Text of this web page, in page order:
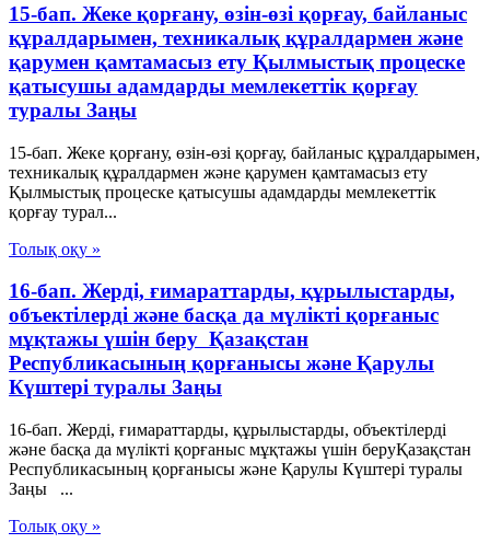
15-бап. Жеке қорғану, өзін-өзі қорғау, байланыс
құралдарымен, техникалық құралдармен және
қарумен қамтамасыз ету Қылмыстық процеске
қатысушы адамдарды мемлекеттік қорғау
туралы Заңы
15-бап. Жеке қорғану, өзін-өзі қорғау, байланыс құралдарымен,
техникалық құралдармен және қарумен қамтамасыз ету
Қылмыстық процеске қатысушы адамдарды мемлекеттік
қорғау турал...
Толық оқу »
16-бап. Жердi, ғимараттарды, құрылыстарды,
объектiлердi және басқа да мүлікті қорғаныс
мұқтажы үшiн беру Қазақстан
Республикасының қорғанысы және Қарулы
Күштері туралы Заңы
16-бап. Жердi, ғимараттарды, құрылыстарды, объектiлердi
және басқа да мүлікті қорғаныс мұқтажы үшiн беруҚазақстан
Республикасының қорғанысы және Қарулы Күштері туралы
Заңы ...
Толық оқу »